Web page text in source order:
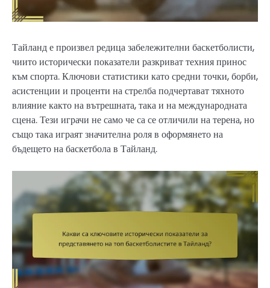
Тайланд е произвел редица забележителни баскетболисти,
чиито исторически показатели разкриват техния принос
към спорта. Ключови статистики като средни точки, борби,
асистенции и проценти на стрелба подчертават тяхното
влияние както на вътрешната, така и на международната
сцена. Тези играчи не само че са се отличили на терена, но
също така играят значителна роля в оформянето на
бъдещето на баскетбола в Тайланд.